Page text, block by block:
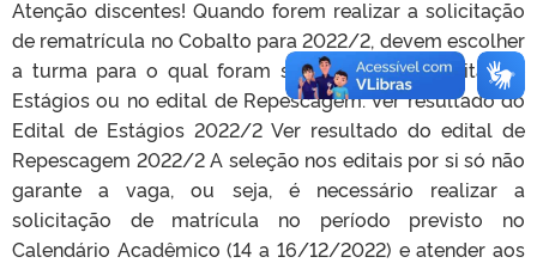
Atenção discentes! Quando forem realizar a solicitação
de rematrícula no Cobalto para 2022/2, devem escolher
a turma para o qual foram selecionados no edital de
Estágios ou no edital de Repescagem. Ver resultado do
Edital de Estágios 2022/2 Ver resultado do edital de
Repescagem 2022/2 A seleção nos editais por si só não
garante a vaga, ou seja, é necessário realizar a
solicitação de matrícula no período previsto no
Calendário Acadêmico (14 a 16/12/2022) e atender aos